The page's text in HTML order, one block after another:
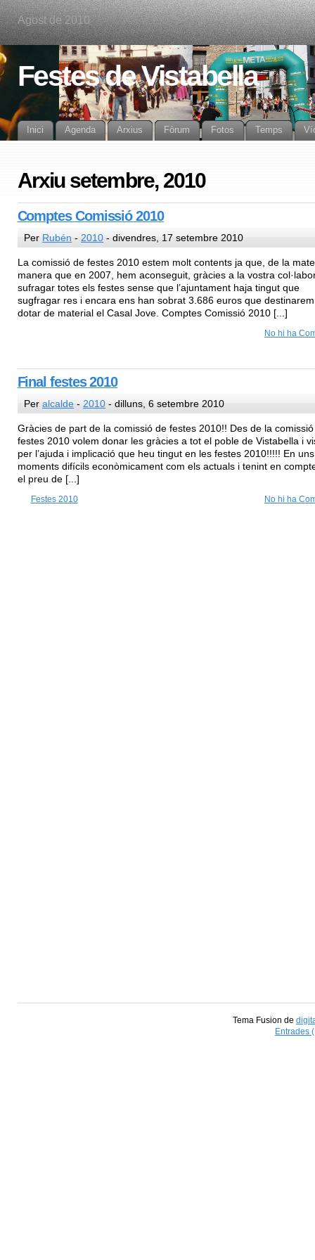
Agost de 2010
Festes de Vistabella
Inici Agenda Arxius Fòrum Fotos Temps
Arxiu setembre, 2010
Comptes Comissió 2010
Per Rubén - 2010 - divendres, 17 setembre 2010
La comissió de festes 2010 estem molt contents ja que, de la
manera que en 2007, hem aconseguit, gràcies a la vostra
sufragar totes els festes sense que l’ajuntament haja tingut que
sugfragar res i encara ens han sobrat 3.686 euros que
dotar de material el Casal Jove. Comptes Comissió 2010 [...]
No hi ha
Final festes 2010
Peralcalde - 2010 - dilluns, 6 setembre 2010
Gràcies de part de la comissió de festes 2010!! Des de la
festes 2010 volem donar les gràcies a tot el poble de Vistabella i
per l’ajuda i implicació que heu tingut en les festes 2010!!!!! En uns
moments difícils econòmicament com els actuals i tenint en
el preu de [...]
Festes 2010 No hi ha
Tema Fusion de
Entrades